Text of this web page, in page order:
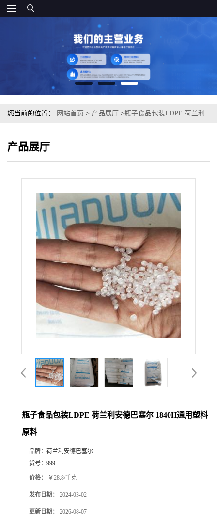
您当前的位置： 网站首页 > 产品展厅 >瓶子食品包装LDPE 荷兰利
产品展厅
瓶子食品包装LDPE 荷兰利安德巴塞尔 1840H通用塑料
原料
品牌： 荷兰利安德巴塞尔
货号： 999
价格： ￥28.8/千克
发布日期： 2024-03-02
更新日期： 2026-08-07